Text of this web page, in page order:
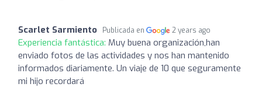
Scarlet Sarmiento Publicada en 2 years ago
Experiencia fantástica: Muy buena organización,han
enviado fotos de las actividades y nos han mantenido
informados diariamente. Un viaje de 10 que seguramente
mi hijo recordará